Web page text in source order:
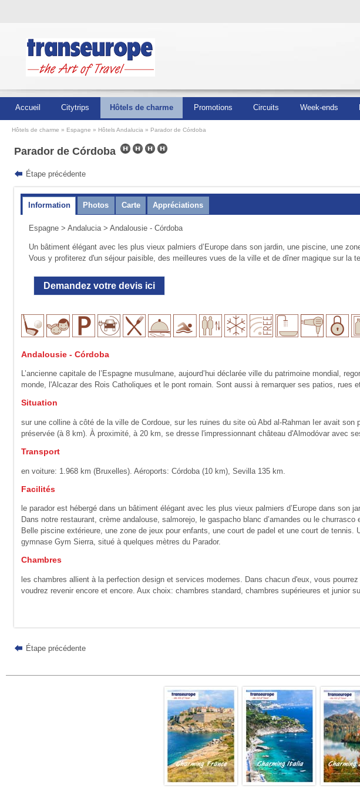
Accueil Citytrips Hôtels de charme Promotions Circuits Week-ends
Hôtels de charme Espagne Hôtels Andalucia Parador de Córdoba
Parador de Córdoba
Étape précédente
Information Photos Carte Appréciations
Espagne >Andalucia > Andalousie - Córdoba
Un bâtiment élégant avec les plus vieux palmiers d’Europe dans son jardin, une piscine, une
Vous y profiterez d'un séjour paisible, des meilleures vues de la ville et de dîner magique sur la
Demandez votre devis ici
Andalousie - Córdoba
L’ancienne capitale de l’Espagne musulmane, aujourd’hui déclarée ville du patrimoine mondial,
monde, l'Alcazar des Rois Catholiques et le pont romain. Sont aussi à remarquer ses patios,
Situation
sur une colline à côté de la ville de Cordoue, sur les ruines du site où Abd al-Rahman Ier avait
préservée (à 8 km). À proximité, à 20 km, se dresse l'impressionnant château d'Almodóvar avec
Transport
en voiture: 1.968 km (Bruxelles). Aéroports: Córdoba (10 km), Sevilla 135 km.
Facilités
le parador est hébergé dans un bâtiment élégant avec les plus vieux palmiers d’Europe dans
Dans notre restaurant, crème andalouse, salmorejo, le gaspacho blanc d’amandes ou le
Belle piscine extérieure, une zone de jeux pour enfants, une court de padel et une court de
gymnase Gym Sierra, situé à quelques mètres du Parador.
Chambres
les chambres allient à la perfection design et services modernes. Dans chacun d'eux, vous
voudrez revenir encore et encore. Aux choix: chambres standard, chambres supérieures et junior
Étape précédente